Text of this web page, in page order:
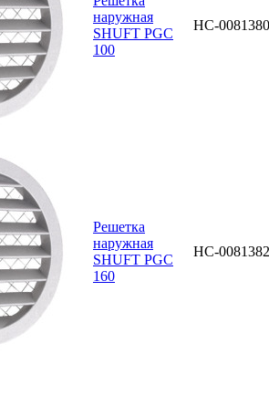
наружная
SHUFT PGC
100
НС-0081380
Решетка
наружная
SHUFT PGC
160
НС-0081382